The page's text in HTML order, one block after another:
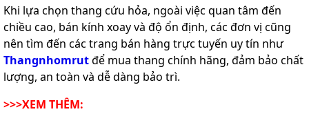
Khi lựa chọn thang cứu hỏa, ngoài việc quan tâm đến
chiều cao, bán kính xoay và độ ổn định, các đơn vị cũng
nên tìm đến các trang bán hàng trực tuyến uy tín như
Thangnhomrutđể mua thang chính hãng, đảm bảo chất
lượng, an toàn và dễ dàng bảo trì.
>>>XEM THÊM: